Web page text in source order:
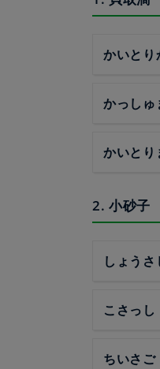
かいとり
かっしゅ
かいとり
2. 小砂子
しょうさ
こさっし
ちいさご